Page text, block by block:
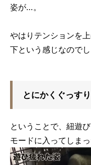
姿が…。
やはりテンションを
下という感じなのでし
とにかくぐっす
ということで、紐遊
モードに入ってしまっ